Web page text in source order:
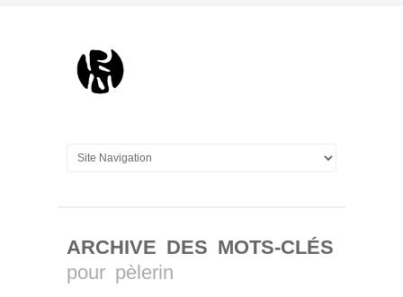
ARCHIVE DES MOTS-CLÉS
pour pèlerin